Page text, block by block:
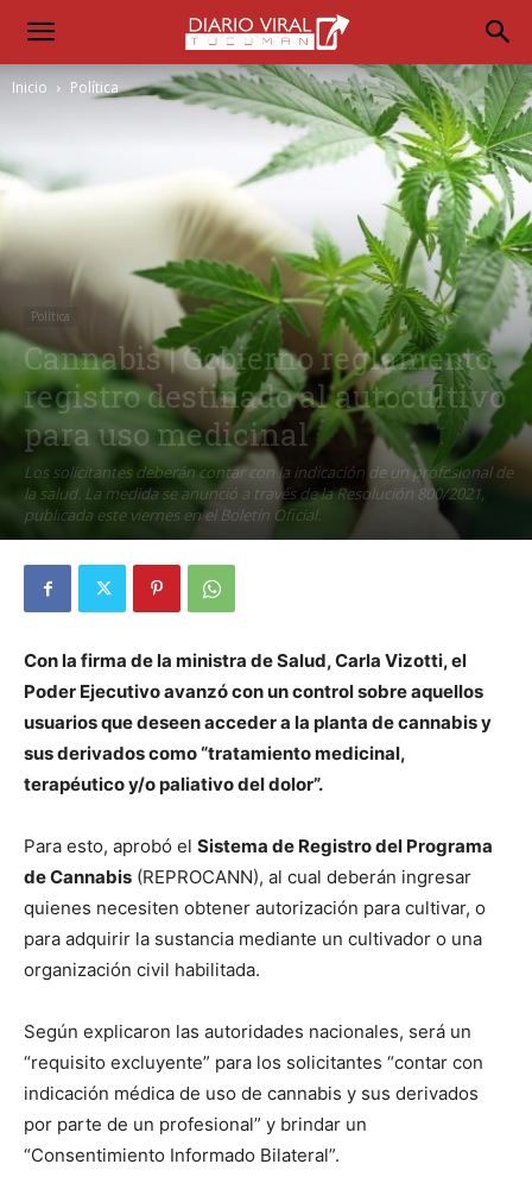
Inicio Política
Política
Cannabis | Gobierno reglamentó
registro destinado al autocultivo
para uso medicinal
Los solicitantes deberán contar con la indicación de un profesional de
la salud. La medida se anunció a través de la Resolución 800/2021,
publicada este viernes en el Boletín Oficial.
Con la firma de la ministra de Salud, Carla Vizotti, el
Poder Ejecutivo avanzó con un control sobre aquellos
usuarios que deseen acceder a la planta de cannabis y
sus derivados como “tratamiento medicinal,
terapéutico y/o paliativo del dolor”.
Para esto, aprobó el Sistema de Registro del Programa
de Cannabis (REPROCANN), al cual deberán ingresar
quienes necesiten obtener autorización para cultivar, o
para adquirir la sustancia mediante un cultivador o una
organización civil habilitada.
Según explicaron las autoridades nacionales, será un
“requisito excluyente” para los solicitantes “contar con
indicación médica de uso de cannabis y sus derivados
por parte de un profesional” y brindar un
“Consentimiento Informado Bilateral”.